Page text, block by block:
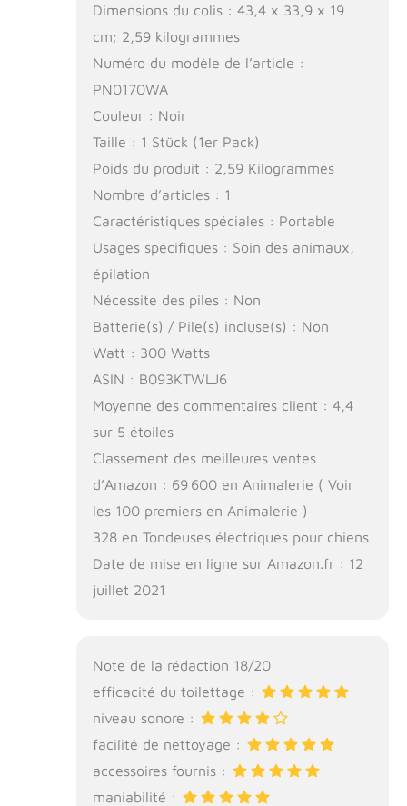
Dimensions du colis : 43,4 x 33,9 x 19
cm; 2,59 kilogrammes
Numéro du modèle de l’article :
PN0170WA
Couleur : Noir
Taille : 1 Stück (1er Pack)
Poids du produit : 2,59 Kilogrammes
Nombre d’articles : 1
Caractéristiques spéciales : Portable
Usages spécifiques : Soin des animaux,
épilation
Nécessite des piles : Non
Batterie(s) / Pile(s) incluse(s) : Non
Watt : 300 Watts
ASIN : B093KTWLJ6
Moyenne des commentaires client : 4,4
sur 5 étoiles
Classement des meilleures ventes
d’Amazon : 69 600 en Animalerie ( Voir
les 100 premiers en Animalerie )
328 en Tondeuses électriques pour chiens
Date de mise en ligne sur Amazon.fr : 12
juillet 2021
Note de la rédaction 18/20
efficacité du toilettage :
niveau sonore :
facilité de nettoyage :
accessoires fournis :
maniabilité :